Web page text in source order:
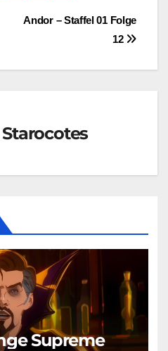
Andor – Staffel 01 Folge
12
Starocotes
Supreme